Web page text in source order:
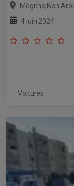
Mégrine,Ben
4 juin 2024
Voitures